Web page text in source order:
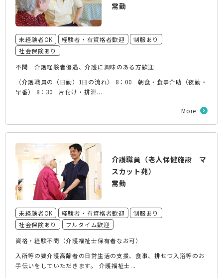
採用情報
常勤
未経験者OK 経験者・有資格者歓迎
制服あり
社会保険あり
不問 介護経験者優遇、介護に興味のある方歓迎
〈介護職員の（日勤）1日の流れ〉 8：00 朝食・食事介助（夜勤・
早番） 8：30 片付け・排泄...
More
介護職員（老人保健施設 マ
スカット苑）
常勤
未経験者OK 経験者・有資格者歓迎
制服あり
社会保険あり
フルタイム歓迎
資格・経験不問（介護福祉士保有者なお可）
入所等の要介護高齢者の日常生活の支援、食事、排せつ入浴等のお
手伝いをしていただきます。 介護福祉士...